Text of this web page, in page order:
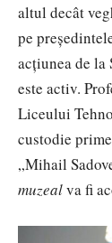
altul decât
pe
acţiunea de la
este activ.
Liceului
custodie
„Mihail
muzealva fi